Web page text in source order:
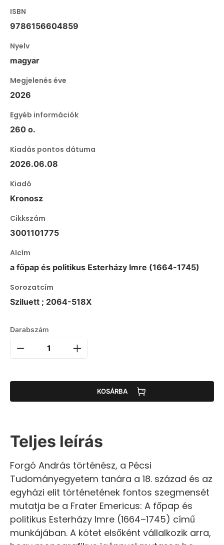
ISBN
9786156604859
Nyelv
magyar
Megjelenés éve
2026
Egyéb információk
260 o.
Kiadás pontos dátuma
2026.06.08
Kiadó
Kronosz
Cikkszám
3001101775
Alcím
a főpap és politikus Esterházy Imre (1664-1745)
Sorozatcím
Sziluett ; 2064-518X
Darabszám
KOSÁRBA
Teljes leírás
Forgó András történész, a Pécsi
Tudományegyetem tanára a 18. század és az
egyházi elit történetének fontos szegmensét
mutatja be a Frater Emericus: A főpap és
politikus Esterházy Imre (1664–1745) című
munkájában. A kötet elsőként vállalkozik arra,